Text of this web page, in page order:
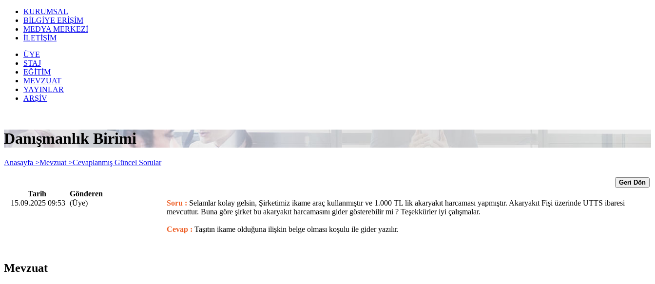
KURUMSAL
BİLGİYE ERİŞİM
MEDYA MERKEZİ
İLETİŞİM
ÜYE
STAJ
EĞİTİM
MEVZUAT
YAYINLAR
ARŞİV
Danışmanlık Birimi
Anasayfa >Mevzuat >Cevaplanmış Güncel Sorular
Geri Dön
Tarih
Gönderen
15.09.2025 09:53 (Üye) Soru : Selamlar kolay gelsin, Şirketimiz ikame araç kullanmıştır ve 1.000 TL lik akaryakıt harcaması yapmıştır. Akaryakıt Fişi üzerinde UTTS ibaresi
mevcuttur. Buna göre şirket bu akaryakıt harcamasını gider gösterebilir mi ? Teşekkürler iyi çalışmalar.
Cevap : Taşıtın ikame olduğuna ilişkin belge olması koşulu ile gider yazılır.
Mevzuat